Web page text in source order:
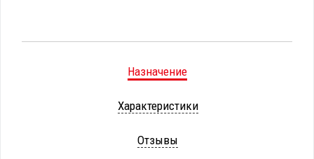
Назначение
Характеристики
Отзывы